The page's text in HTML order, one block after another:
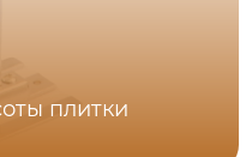
плитки